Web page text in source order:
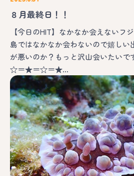
８月最終日！！
【今日のHIT】なかなか会えないフ
島ではなかなか会わないので嬉しい
が悪いのか？もっと沢山会いたい
☆＝★＝☆＝★…